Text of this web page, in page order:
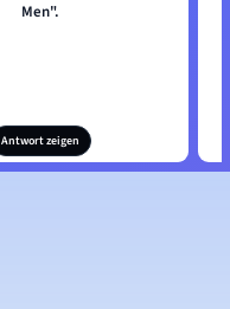
Men".
Antwort zeigen